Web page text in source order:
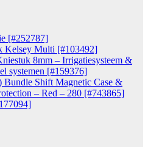
[#252787]
Kelsey Multi [#103492]
8mm – Irrigatiesysteem &
systemen [#159376]
Bundle Shift Magnetic Case &
– Red – 280 [#743865]